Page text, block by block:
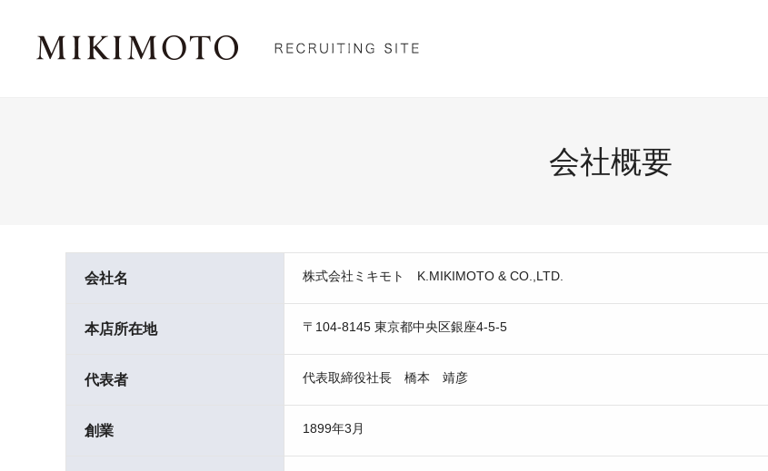
会社概要
会社名 株式会社ミキモト K.MIKIMOTO & CO.,LTD.
本店所在地 〒104-8145 東京都中央区銀座4-5-5
代表者 代表取締役社長 橋本 靖彦
創業 1899年3月